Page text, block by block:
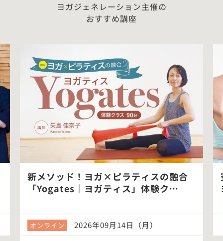
ヨガジェネレーション主催の
おすすめ講座
新メソッド！ヨガ×ピラティスの融合
「Yogates｜ヨガティス」体験ク…
オンライン 2026年09月14日（月）